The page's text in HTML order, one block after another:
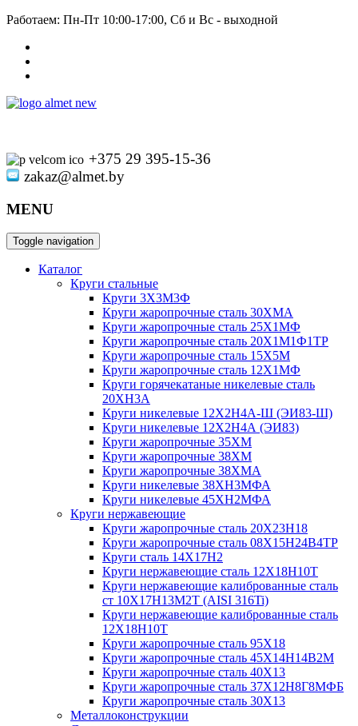
Работаем: Пн-Пт 10:00-17:00, Сб и Вс - выходной
+375 29 395-15-36
zakaz@almet.by
MENU
Toggle navigation
Каталог
Круги стальные
Круги 3Х3М3Ф
Круги жаропрочные сталь 30ХМА
Круги жаропрочные сталь 25Х1МФ
Круги жаропрочные сталь 20Х1М1Ф1ТР
Круги жаропрочные сталь 15Х5М
Круги жаропрочные сталь 12Х1МФ
Круги горячекатаные никелевые сталь
20ХН3А
Круги никелевые 12Х2Н4А-Ш (ЭИ83-Ш)
Круги никелевые 12Х2Н4А (ЭИ83)
Круги жаропрочные 35ХМ
Круги жаропрочные 38ХМ
Круги жаропрочные 38ХМА
Круги никелевые 38XH3MФА
Круги никелевые 45ХН2МФА
Круги нержавеющие
Круги жаропрочные сталь 20Х23Н18
Круги жаропрочные сталь 08Х15Н24В4ТР
Круги сталь 14Х17Н2
Круги нержавеющие сталь 12Х18Н10Т
Круги нержавеющие калиброванные сталь
ст 10Х17Н13М2Т (AISI 316Ti)
Круги нержавеющие калиброванные сталь
12Х18Н10Т
Круги жаропрочные сталь 95Х18
Круги жаропрочные сталь 45Х14Н14В2М
Круги жаропрочные сталь 40Х13
Круги жаропрочные сталь 37Х12Н8Г8МФБ
Круги жаропрочные сталь 30Х13
Металлоконструкции